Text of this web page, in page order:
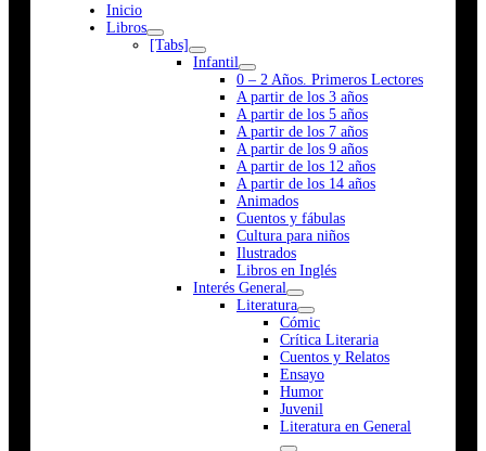
Inicio
Libros
[Tabs]
Infantil
0 – 2 Años. Primeros Lectores
A partir de los 3 años
A partir de los 5 años
A partir de los 7 años
A partir de los 9 años
A partir de los 12 años
A partir de los 14 años
Animados
Cuentos y fábulas
Cultura para niños
Ilustrados
Libros en Inglés
Interés General
Literatura
Cómic
Crítica Literaria
Cuentos y Relatos
Ensayo
Humor
Juvenil
Literatura en General